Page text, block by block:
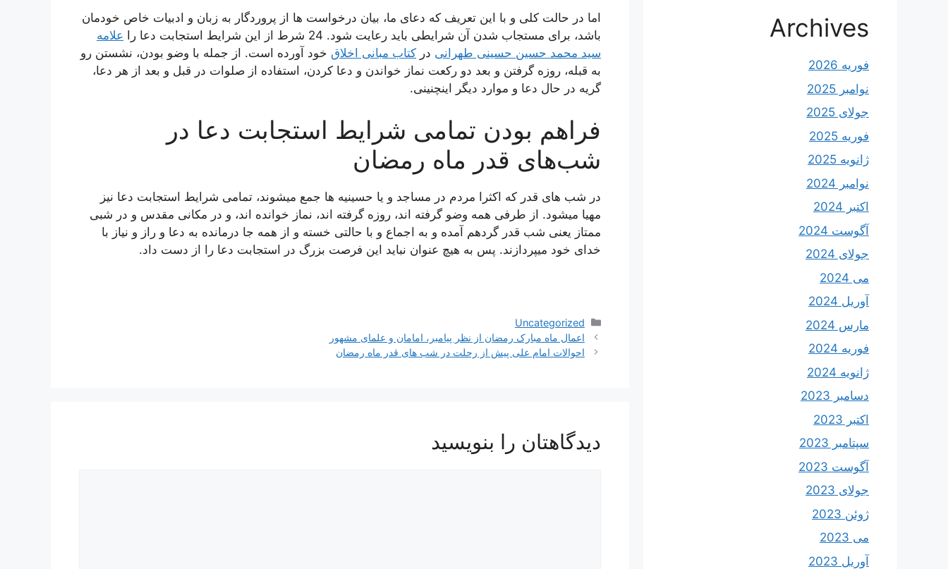
اما در حالت کلی و با این تعریف که دعای ما، بیان درخواست ها از پروردگار به زبان و ادبیات خاص خودمان
باشد، برای مستجاب شدن آن شرایطی باید رعایت شود. 24 شرط از این شرایط استجابت دعا را
علامه
سید محمد حسین حسینی طهرانی در کتاب مبانی اخلاق خود آورده است. از جمله با وضو بودن، نشستن رو
به قبله، روزه گرفتن و بعد دو رکعت نماز خواندن و دعا کردن، استفاده از صلوات در قبل و بعد از هر دعا،
گریه در حال دعا و موارد دیگر اینچنینی.
فراهم بودن تمامی شرایط استجابت دعا در
شب‌های قدر ماه رمضان
در شب های قدر که اکثرا مردم در مساجد و یا حسینیه ها جمع میشوند، تمامی شرایط استجابت دعا نیز
مهیا میشود. از طرفی همه وضو گرفته اند، روزه گرفته اند، نماز خوانده اند، و در مکانی مقدس و در شبی
ممتاز یعنی شب قدر گردهم آمده و به اجماع و با حالتی خسته و از همه جا درمانده به دعا و راز و نیاز با
خدای خود میپردازند. پس به هیچ عنوان نباید این فرصت بزرگ در استجابت دعا را از دست داد.
دسته‌ها
Uncategorized
ناوبری
نوشته‌ها
اعمال ماه مبارک رمضان از نظر پیامبر، امامان و علمای مشهور
احوالات امام علی پیش از رحلت در شب های قدر ماه رمضان
دیدگاهتان را بنویسید
Archives
فوریه 2026
نوامبر 2025
جولای 2025
فوریه 2025
ژانویه 2025
نوامبر 2024
اکتبر 2024
آگوست 2024
جولای 2024
می 2024
آوریل 2024
مارس 2024
فوریه 2024
ژانویه 2024
دسامبر 2023
اکتبر 2023
سپتامبر 2023
آگوست 2023
جولای 2023
ژوئن 2023
می 2023
آوریل 2023